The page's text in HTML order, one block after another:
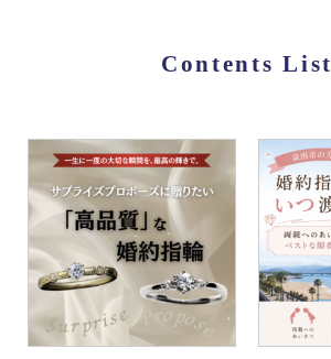
Contents List